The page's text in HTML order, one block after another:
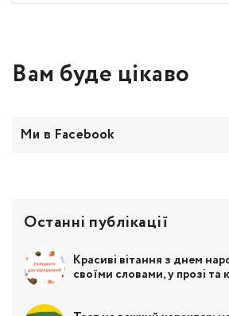
Вам буде цікаво
Ми в Facebook
Останні публікації
Красиві вітання з днем
своїми словами, у прозі та